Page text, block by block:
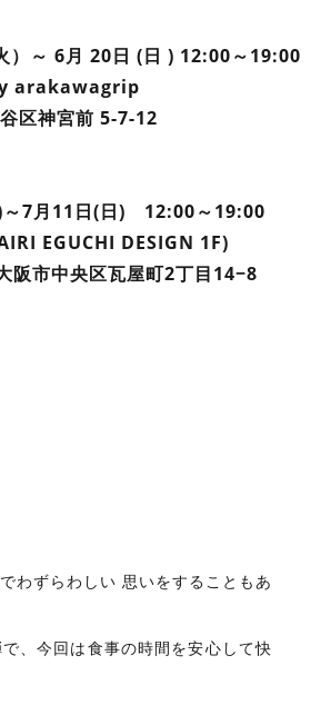
）～ 6月 20日 (日 ) 12:00～19:00
arakawagrip
区神宮前 5-7-12
7月11日(日) 12:00～19:00
EGUCHI DESIGN 1F)
市中央区瓦屋町2丁目14−8
わずらわしい 思いをすることもあ
、今回は食事の時間を安心して快